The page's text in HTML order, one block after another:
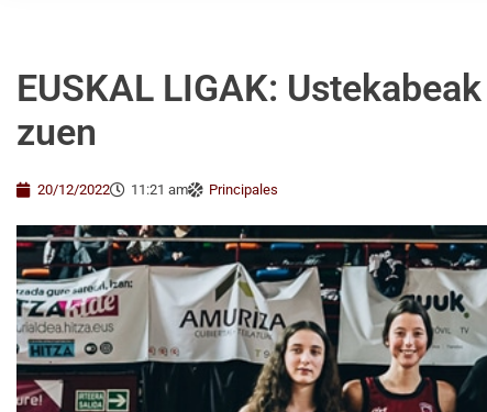
EUSKAL LIGAK:
zuen
20/12/2022 11:21 am Principales